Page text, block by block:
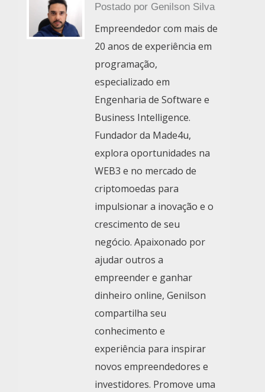
Postado por Genilson Silva
Empreendedor com mais de
20 anos de experiência em
programação,
especializado em
Engenharia de Software e
Business Intelligence.
Fundador da Made4u,
explora oportunidades na
WEB3 e no mercado de
criptomoedas para
impulsionar a inovação e o
crescimento de seu
negócio. Apaixonado por
ajudar outros a
empreender e ganhar
dinheiro online, Genilson
compartilha seu
conhecimento e
experiência para inspirar
novos empreendedores e
investidores. Promove uma